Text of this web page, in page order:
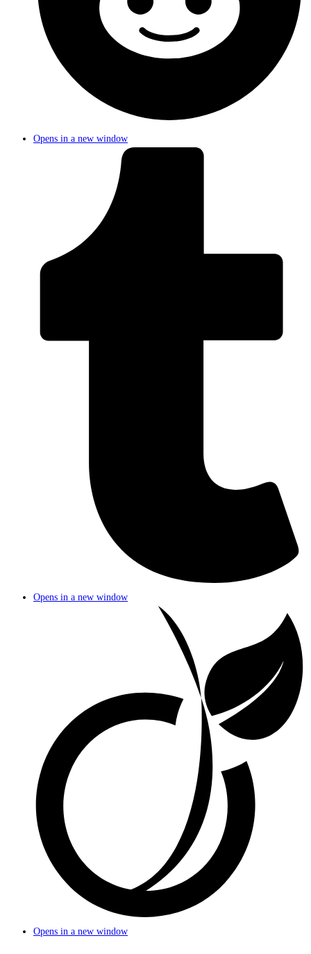
Opens in a new window
Opens in a new window
Opens in a new window